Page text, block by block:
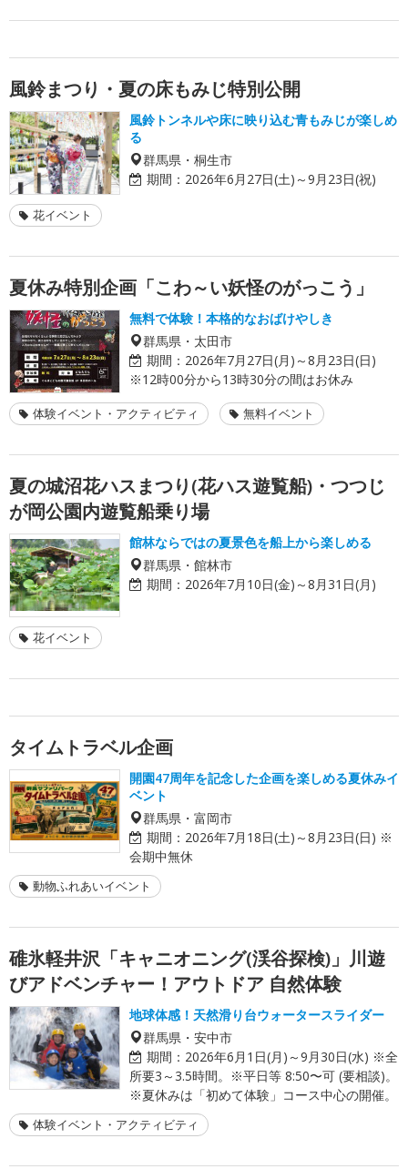
風鈴まつり・夏の床もみじ特別公開
風鈴トンネルや床に映り込む青もみじが楽しめ
る
群馬県・桐生市
期間： 2026年6月27日(土)～9月23日(祝)
花イベント
夏休み特別企画「こわ～い妖怪のがっこう」
無料で体験！本格的なおばけやしき
群馬県・太田市
期間： 2026年7月27日(月)～8月23日(日)
※12時00分から13時30分の間はお休み
体験イベント・アクティビティ 無料イベント
夏の城沼花ハスまつり(花ハス遊覧船)・つつじ
が岡公園内遊覧船乗り場
館林ならではの夏景色を船上から楽しめる
群馬県・館林市
期間： 2026年7月10日(金)～8月31日(月)
花イベント
タイムトラベル企画
開園47周年を記念した企画を楽しめる夏休みイ
ベント
群馬県・富岡市
期間： 2026年7月18日(土)～8月23日(日) ※
会期中無休
動物ふれあいイベント
碓氷軽井沢「キャニオニング(渓谷探検)」川遊
びアドベンチャー！アウトドア 自然体験
地球体感！天然滑り台ウォータースライダー
群馬県・安中市
期間： 2026年6月1日(月)～9月30日(水) ※全
所要3～3.5時間。※平日等 8:50〜可 (要相談)。
※夏休みは「初めて体験」コース中心の開催。
体験イベント・アクティビティ